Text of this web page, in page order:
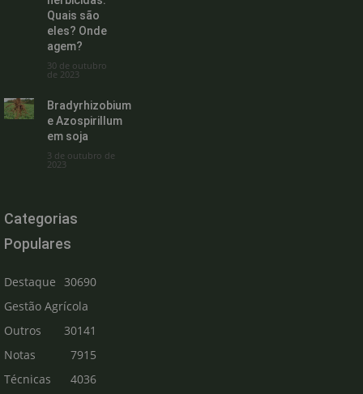
Quais são
eles? Onde
agem?
30 de outubro
de 2023
Bradyrhizobium
e Azospirillum
em soja
3 de outubro de
2023
Categorias
Populares
Destaque
30690
Gestão Agrícola
30141
Outros
7915
Notas
Técnicas
4036